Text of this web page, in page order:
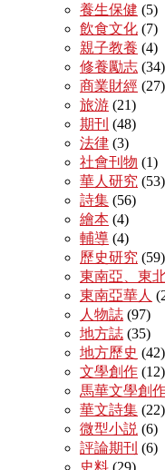
養生保健 (5)
飲食文化 (7)
親子教養 (4)
修養勵志 (34)
商業財經 (27)
旅游 (21)
期刊 (48)
法律 (3)
社會刊物 (1)
華人研究 (53)
詩集 (56)
繪本 (4)
輔導 (4)
歷史研究 (59)
東南亞、東
東南亞華人
人物誌 (97)
地方誌 (35)
地方歷史 (42)
文學創作 (12)
馬華文學創
華文詩集 (22)
微型小説 (6)
評論期刊 (6)
史料 (29)